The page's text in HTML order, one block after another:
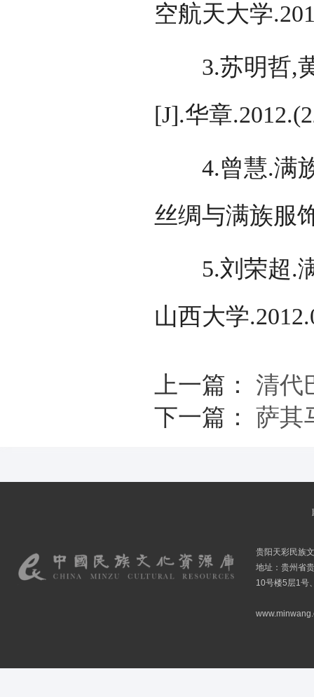
空航天大学
3.苏明哲,黄
[J].华章
4.曾慧.满
丝绸与满族服
5.刘荣超.满
山西大学
上一篇： 清代
下一篇： 萨其
贵阳天彩民族
地址：贵州省
10号楼5层1号